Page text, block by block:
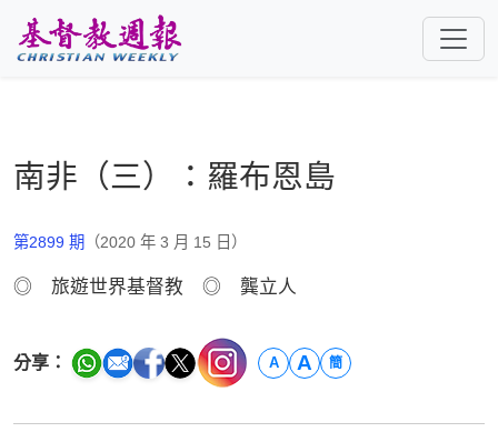
南非（三）：羅布恩島
第2899 期 （2020 年 3 月 15 日）
◎ 旅遊世界基督教 ◎ 龔立人
分享： A A 簡